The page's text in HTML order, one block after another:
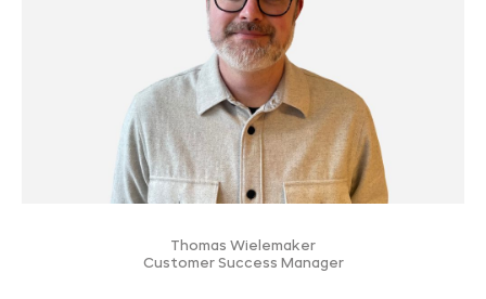
Thomas Wielemaker
Customer Success Manager